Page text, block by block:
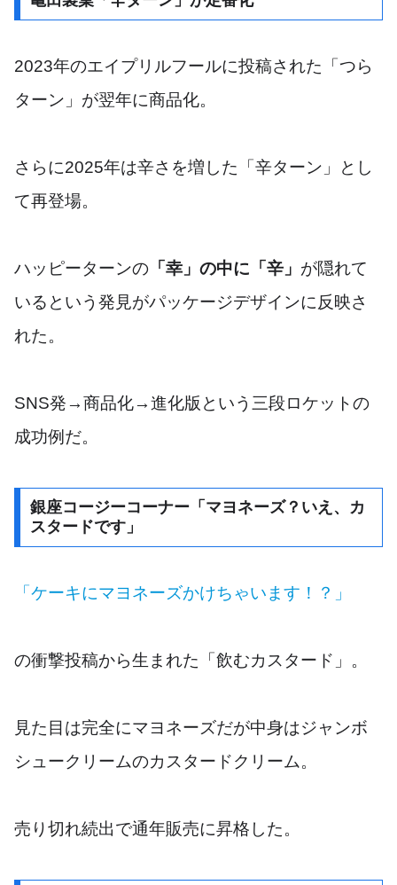
2023年のエイプリルフールに投稿された「つら
ターン」が翌年に商品化。
さらに2025年は辛さを増した「辛ターン」とし
て再登場。
ハッピーターンの 「幸」の中に「辛」 が隠れて
いるという発見がパッケージデザインに反映さ
れた。
SNS発→商品化→進化版という三段ロケットの
成功例だ。
銀座コージーコーナー「マヨネーズ？いえ、カ
スタードです」
「ケーキにマヨネーズかけちゃいます！？」
の衝撃投稿から生まれた「飲むカスタード」。
見た目は完全にマヨネーズだが中身はジャンボ
シュークリームのカスタードクリーム。
売り切れ続出で通年販売に昇格した。